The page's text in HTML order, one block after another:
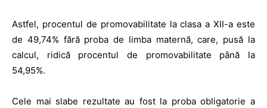
Astfel, procentul de promovabilitate la clasa a XII-a este
de 49,74% fără proba de limba maternă, care, pusă la
calcul, ridică procentul de promovabilitate până la
54,95%.
Cele mai slabe rezultate au fost la proba obligatorie a